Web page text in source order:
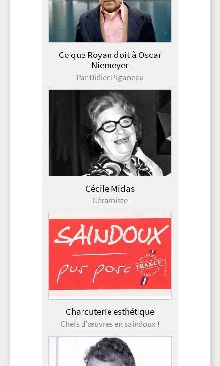
Ce que Royan doit à Oscar
Niemeyer
Par Didier Piganeau
Cécile Midas
Céramiste
Charcuterie esthétique
Chefs d'œuvres en saindoux !